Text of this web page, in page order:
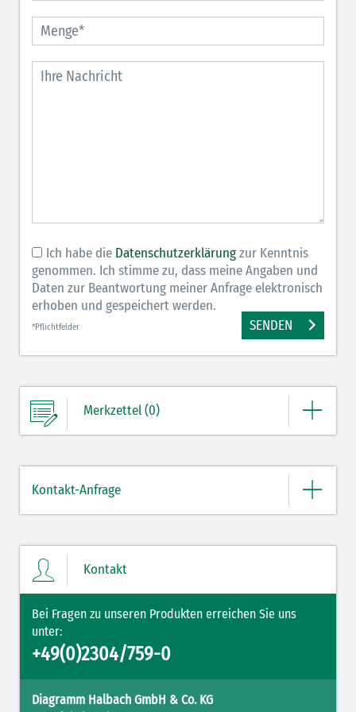
Ich habe die Datenschutzerklärungzur Kenntnis
genommen. Ich stimme zu, dass meine Angaben und
Daten zur Beantwortung meiner Anfrage elektronisch
erhoben und gespeichert werden.
*Pflichtfelder SENDEN
Merkzettel (0)
ZUM MERKZETTEL
Kontakt-Anfrage
Kontakt
Bei Fragen zu unseren Produkten erreichen Sie uns
unter:
+49(0)2304/759-0
Diagramm Halbach GmbH & Co. KG